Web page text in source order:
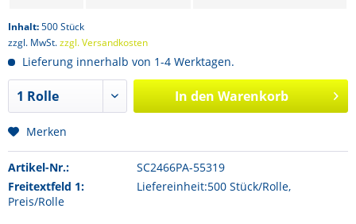
Inhalt:500 Stück
zzgl. MwSt.zzgl. Versandkosten
Lieferung innerhalb von 1-4 Werktagen.
In den Warenkorb
Merken
Artikel-Nr.:
SC2466PA-55319
Freitextfeld 1:
Liefereinheit:500 Stück/Rolle,
Preis/Rolle